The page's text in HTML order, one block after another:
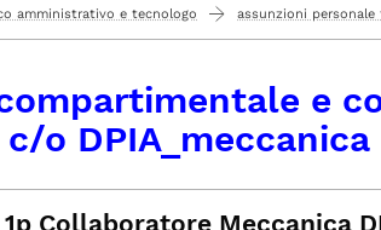
amministrativo e tecnologo assunzioni
e
o DPIA_meccanica
Collaboratore Meccanica